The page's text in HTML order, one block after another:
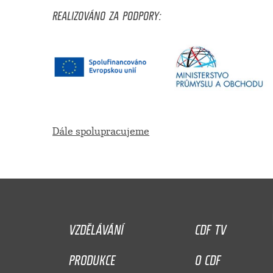
REALIZOVÁNO ZA PODPORY:
Dále spolupracujeme
VZDĚLÁVÁNÍ
CDF TV
PRODUKCE
O CDF